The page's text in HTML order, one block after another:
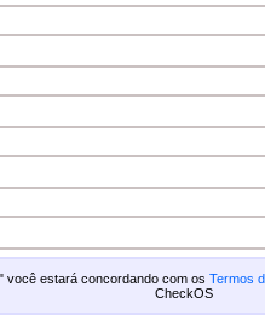
você estará concordando com os Termos
CheckOS